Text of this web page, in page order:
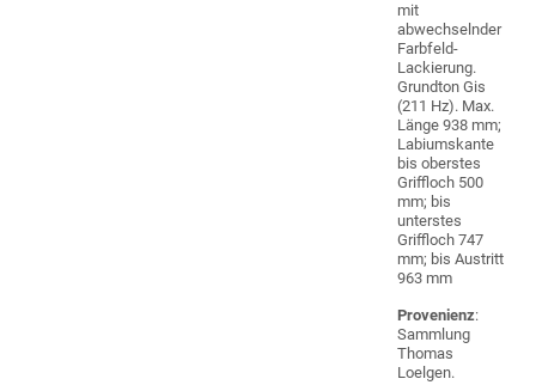
mit
abwechselnder
Farbfeld-
Lackierung.
Grundton Gis
(211 Hz). Max.
Länge 938 mm;
Labiumskante
bis oberstes
Griffloch 500
mm; bis
unterstes
Griffloch 747
mm; bis Austritt
963 mm
Provenienz:
Sammlung
Thomas
Loelgen.